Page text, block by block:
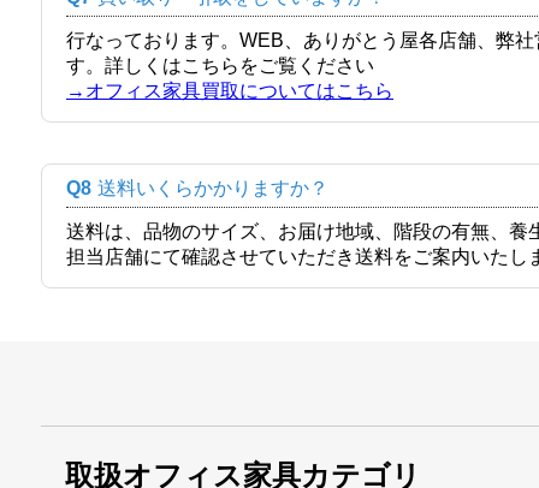
行なっております。WEB、ありがとう屋各店舗、弊
す。詳しくはこちらをご覧ください
→オフィス家具買取についてはこちら
Q8 送料いくらかかりますか？
送料は、品物のサイズ、お届け地域、階段の有無、
担当店舗にて確認させていただき送料をご案内いたし
取扱オフィス家具カテゴリ